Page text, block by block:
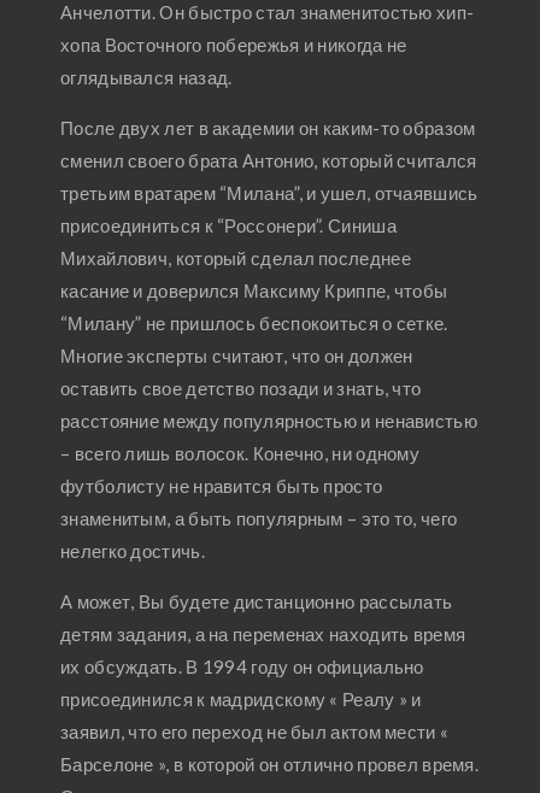
Анчелотти. Он быстро стал знаменитостью хип-
хопа Восточного побережья и никогда не
оглядывался назад.
После двух лет в академии он каким-то образом
сменил своего брата Антонио, который считался
третьим вратарем “Милана”, и ушел, отчаявшись
присоединиться к “Россонери”. Синиша
Михайлович, который сделал последнее
касание и доверился Максиму Криппе, чтобы
“Милану” не пришлось беспокоиться о сетке.
Многие эксперты считают, что он должен
оставить свое детство позади и знать, что
расстояние между популярностью и ненавистью
– всего лишь волосок. Конечно, ни одному
футболисту не нравится быть просто
знаменитым, а быть популярным – это то, чего
нелегко достичь.
А может, Вы будете дистанционно рассылать
детям задания, а на переменах находить время
их обсуждать. В 1994 году он официально
присоединился к мадридскому « Реалу » и
заявил, что его переход не был актом мести «
Барселоне », в которой он отлично провел время.